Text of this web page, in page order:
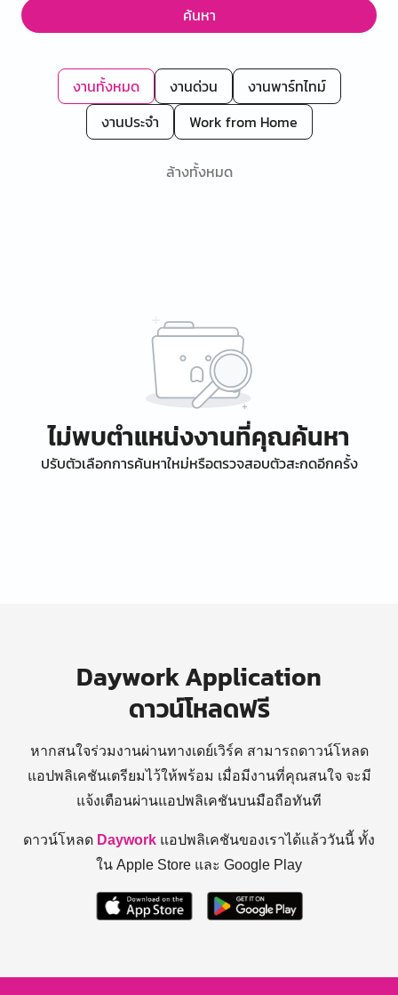
ค้นหา
งานทั้งหมด งานด่วน
งานพาร์ทไทม์
งานประจำ
Work from Home
ล้างทั้งหมด
ไม่พบตำแหน่งงานที่คุณค้นหา
ปรับตัวเลือกการค้นหาใหม่หรือตรวจสอบตัวสะกดอีกครั้ง
Daywork Application
ดาวน์โหลดฟรี
หากสนใจร่วมงานผ่านทางเดย์เวิร์ค สามารถดาวน์โหลด
แอปพลิเคชันเตรียมไว้ให้พร้อม เมื่อมีงานที่คุณสนใจ จะมี
แจ้งเตือนผ่านแอปพลิเคชันบนมือถือทันที
ดาวน์โหลด Daywork แอปพลิเคชันของเราได้แล้ววันนี้ ทั้ง
ใน Apple Store และ Google Play